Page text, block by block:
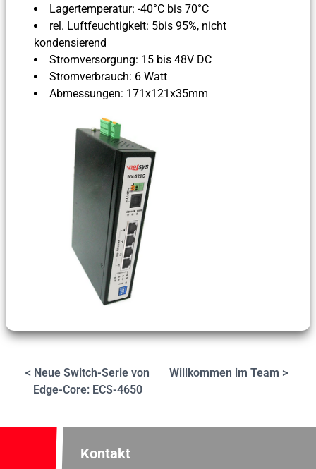
Lagertemperatur: -40°C bis 70°C
rel. Luftfeuchtigkeit: 5bis 95%, nicht
kondensierend
Stromversorgung: 15 bis 48V DC
Stromverbrauch: 6 Watt
Abmessungen: 171x121x35mm
< Neue Switch-Serie von
Edge-Core: ECS-4650
Willkommen im Team >
Kontakt